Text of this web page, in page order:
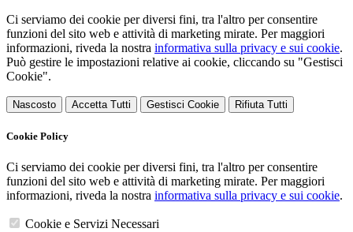
Ci serviamo dei cookie per diversi fini, tra l'altro per consentire
funzioni del sito web e attività di marketing mirate. Per maggiori
informazioni, riveda la nostra informativa sulla privacy e sui cookie.
Può gestire le impostazioni relative ai cookie, cliccando su "Gestisci
Cookie".
Nascosto Accetta Tutti Gestisci Cookie Rifiuta Tutti
Cookie Policy
Ci serviamo dei cookie per diversi fini, tra l'altro per consentire
funzioni del sito web e attività di marketing mirate. Per maggiori
informazioni, riveda la nostra informativa sulla privacy e sui cookie.
Cookie e Servizi Necessari